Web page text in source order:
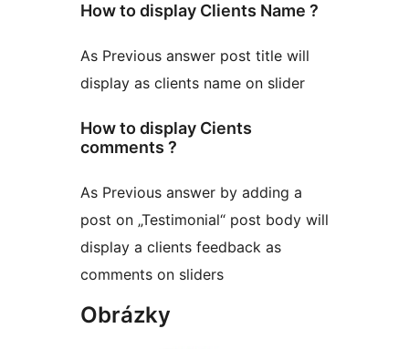
How to display Clients Name ?
As Previous answer post title will
display as clients name on slider
How to display Cients
comments ?
As Previous answer by adding a
post on „Testimonial“ post body will
display a clients feedback as
comments on sliders
Obrázky